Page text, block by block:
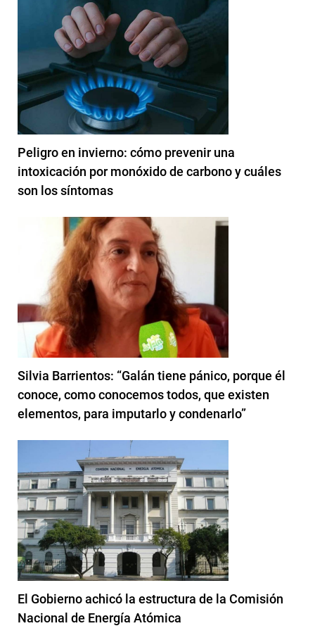
Peligro en invierno: cómo prevenir una
intoxicación por monóxido de carbono y cuáles
son los síntomas
Silvia Barrientos: “Galán tiene pánico, porque él
conoce, como conocemos todos, que existen
elementos, para imputarlo y condenarlo”
El Gobierno achicó la estructura de la Comisión
Nacional de Energía Atómica